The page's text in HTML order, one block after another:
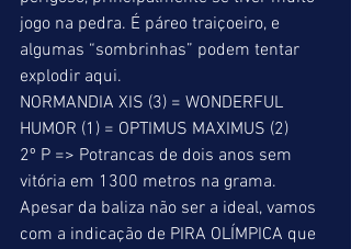
jogo na pedra. É páreo traiçoeiro, e
algumas “sombrinhas” podem tentar
explodir aqui.
NORMANDIA XIS (3) = WONDERFUL
HUMOR (1) = OPTIMUS MAXIMUS (2)
2º P => Potrancas de dois anos sem
vitória em 1300 metros na grama.
Apesar da baliza não ser a ideal, vamos
com a indicação de PIRA OLÍMPICA que